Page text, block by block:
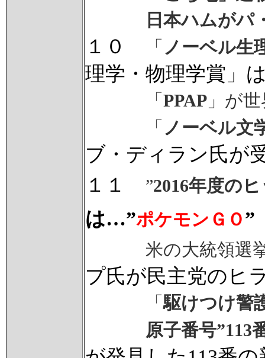
日本ハムがパ
１０ 「 ノーベル生
理学・物理学賞」
「 PPAP 」が
「 ノーベル文
ブ・ディラン氏が
１１
”2016年度の
は…”ポケモンＧＯ”
米の大統領選
プ氏が民主党のヒ
「駆けつけ警
原子番号”113